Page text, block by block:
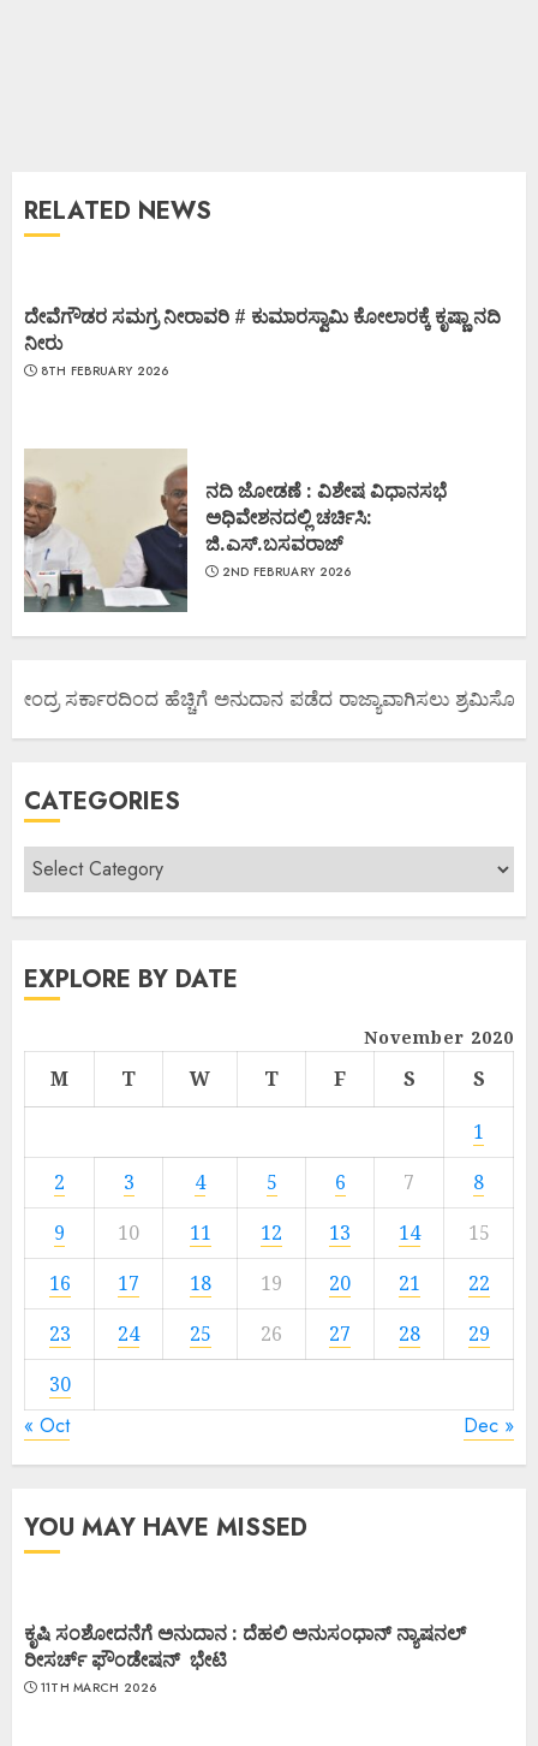
RELATED NEWS
ದೇವೆಗೌಡರ ಸಮಗ್ರ ನೀರಾವರಿ # ಕುಮಾರಸ್ವಾಮಿ ಕೋಲಾರಕ್ಕೆ ಕೃಷ್ಣಾ ನದಿ
ನೀರು
8TH FEBRUARY 2026
ನದಿ ಜೋಡಣೆ : ವಿಶೇಷ ವಿಧಾನಸಭೆ
ಅಧಿವೇಶನದಲ್ಲಿ ಚರ್ಚಿಸಿ:
ಜಿ.ಎಸ್.ಬಸವರಾಜ್
2ND FEBRUARY 2026
ಸರ್ಕಾರದಿಂದ ಹೆಚ್ಚಿಗೆ ಅನುದಾನ ಪಡೆದ ರಾಜ್ಯಾವಾಗಿಸಲು ಶ್ರಮಿಸೋಣ
CATEGORIES
EXPLORE BY DATE
November 2020
M T W T F S
S
1
2
3 4 5 6 7
8
9
10 11 12 13 14
15
16
17 18 19 20 21
22
23
24 25 26 27 28
29
30
« Oct Dec »
YOU MAY HAVE MISSED
ಕೃಷಿ ಸಂಶೋದನೆಗೆ ಅನುದಾನ : ದೆಹಲಿ ಅನುಸಂಧಾನ್ ನ್ಯಾಷನಲ್
ರೀಸರ್ಚ್ ಫೌಂಡೇಷನ್ ಭೇಟಿ
11TH MARCH 2026